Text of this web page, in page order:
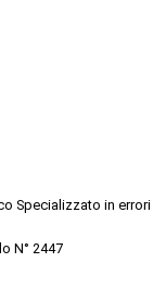
Specializzato in errori
N° 2447